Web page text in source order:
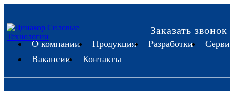
Заказать звонок
О компании Продукция Разработки
Вакансии
Контакты